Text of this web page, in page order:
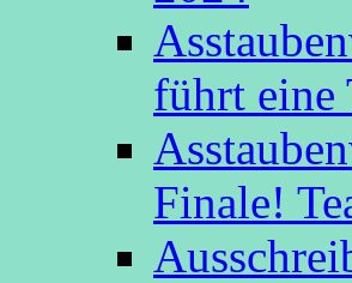
führt eine
Finale!